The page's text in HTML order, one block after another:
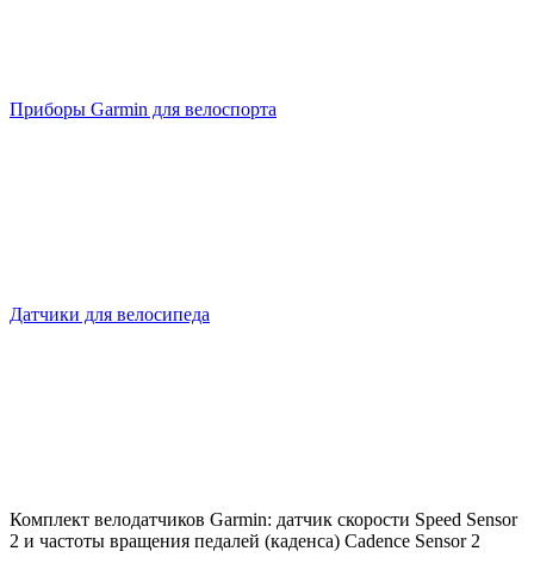
Приборы Garmin для велоспорта
Датчики для велосипеда
Комплект велодатчиков Garmin: датчик скорости Speed Sensor
2 и частоты вращения педалей (каденса) Cadence Sensor 2